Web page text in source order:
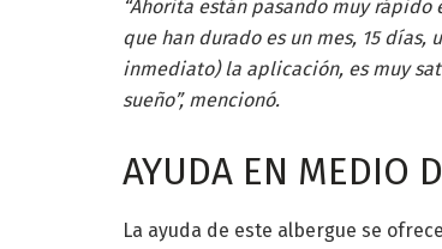
“Ahorita están pasando muy rápido
que han durado es un mes, 15 días,
inmediato) la aplicación, es muy
sueño”, mencionó.
AYUDA EN MEDIO
La ayuda de este albergue se